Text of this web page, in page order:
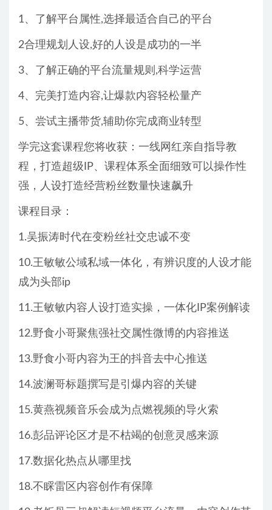
1、了解平台属性,选择最适合自己的平台
2合理规划人设,好的人设是成功的一半
3、了解正确的平台流量规则,科学运营
4、完美打造内容,让爆款内容轻松量产
5、尝试主播带货,辅助你完成商业转型
学完这套课程您将收获：一线网红亲自指导教
程，打造超级IP、课程体系全面细致可以操作性
强，人设打造经营粉丝数量快速飙升
课程目录：
1.吴振涛时代在变粉丝社交忠诚不变
10.王敏敏公域私域一体化，有辨识度的人设才能
成为头部ip
11.王敏敏内容人设打造实操，一体化IP案例解读
12.野食小哥聚焦强社交属性微博的内容推送
13.野食小哥内容为王的抖音去中心推送
14.波澜哥标题撰写是引爆内容的关键
15.黄燕视频音乐会成为点燃视频的导火索
16.彭品评论区才是不枯竭的创意灵感来源
17.数据化热点从哪里找
18.不睬雷区内容创作有保障